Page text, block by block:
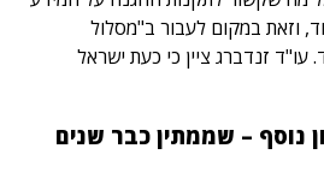
וזאת במקום לעבור ב"מסלול
זנדברג ציין כי כעת ישראל
נוסף – שממתין כבר שנים